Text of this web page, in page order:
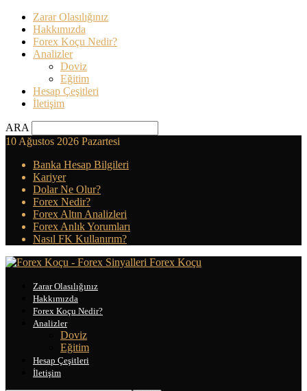
Zarar Olasılığınız
Hakkımızda
Forex Koçu Nedir?
Analizler
Doviz
Eğitim
Hesap Çeşitleri
İletişim
ARA
10 Ağustos 2026 Pazartesi
Banka Hesap Bilgileri
Kariyer
Dolar Ne Olur?
Forex Nedir?
Forex Altın Analizleri
Forex Anlık Yorumları
Nasıl FK Kullanırım?
Forex Koçu
Zarar Olasılığınız
Hakkımızda
Forex Koçu Nedir?
Analizler
Doviz
Eğitim
Hesap Çeşitleri
İletişim